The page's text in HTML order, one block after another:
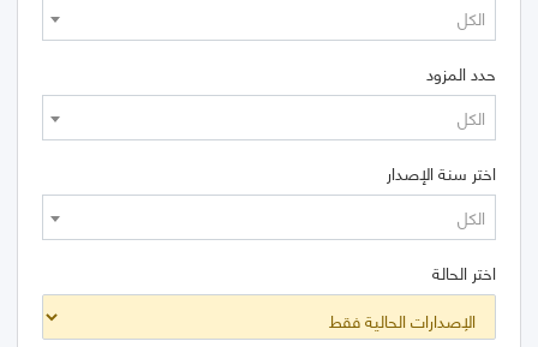
الكل
حدد المزود
الكل
اختر سنة الإصدار
الكل
اختر الحالة